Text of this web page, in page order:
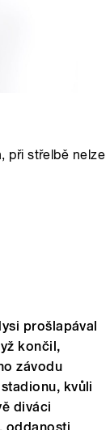
při střelbě nelze
prošlapával
končil,
závodu
kvůli
diváci